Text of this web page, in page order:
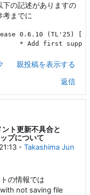
下の記述がありますの
考までに
0.6.10 (TL'25)
* Add first
親投稿を表示する
返信
ト更新不具合と
プについて
- Takashima Jun
の情報では
not saving file